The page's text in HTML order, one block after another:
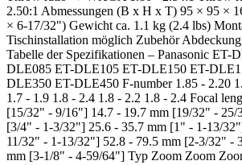
2.50:1 Abmessungen (B x H x T) 95 × 95 ×
× 6-17/32") Gewicht ca. 1.1 kg (2.4 lbs)
Tischinstallation möglich Zubehör
Tabelle der Spezifikationen – Panasonic ET-
DLE085 ET-DLE105 ET-DLE150 ET-
DLE350 ET-DLE450 F-number 1.85 - 2.20
1.7 - 1.9 1.8 - 2.4 1.8 - 2.2 1.8 - 2.4 Focal
[15/32" - 9/16"] 14.7 - 19.7 mm [19/32" - 25/
[3/4" - 1-3/32"] 25.6 - 35.7 mm [1" - 1-13/
11/32" - 1-13/32"] 52.8 - 79.5 mm [2-3/32" -
mm [3-1/8" - 4-59/64"] Typ Zoom Zoom